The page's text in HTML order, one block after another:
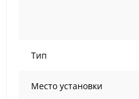
Тип
Место установки